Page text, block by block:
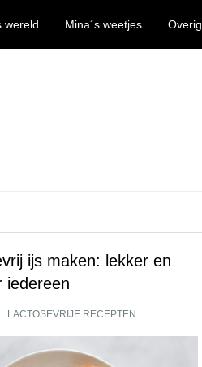
wereld Mina´s weetjes Overig
ijs maken: lekker en
iedereen
LACTOSEVRIJE RECEPTEN